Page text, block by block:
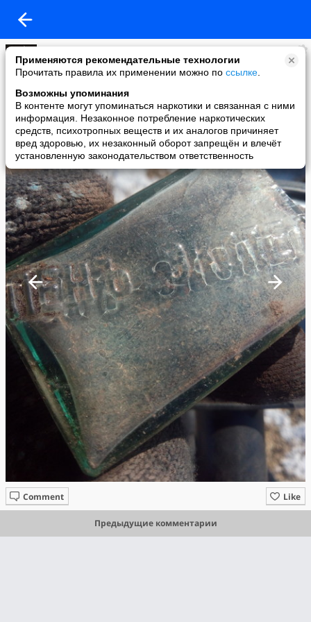
Применяются рекомендательные технологии
Прочитать правила их применении можно по ссылке
Возможны упоминания
В контенте могут упоминаться наркотики и связанная с ними
информация. Незаконное потребление наркотических
средств, психотропных веществ и их аналогов причиняет
вред здоровью, их незаконный оборот запрещён и влечёт
установленную законодательством ответственность
HenoceDa Че
added a photo
16 Apr в 12:50
Like
Comment
Предыдущие комментарии